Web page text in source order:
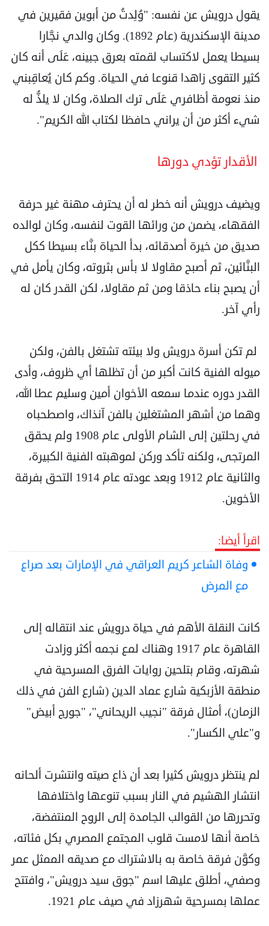
يقول درويش عن نفسه: "وُلِدتُ من أبوين فقيرين في
مدينة الإسكندرية (عام 1892). وكان والدي نجَّارا
بسيطا يعمل لاكتساب لقمته بعرق جبينه، عَلَى أنه كان
كثير التقوى زاهدا قنوعا في الحياة. وكم كان يُعاقِبني
منذ نعومة أظافري عَلَى ترك الصلاة، وكان لا يلذُّ له
شيء أكثر من أن يراني حافظا لكتاب الله الكريم".
الأقدار تؤدي دورها
ويضيف درويش أنه خطر له أن يحترف مهنة غير حرفة
الفقهاء، يضمن من ورائها القوت لنفسه، وكان لوالده
صديق من خيرة أصدقائه، بدأ الحياة بنَّاء بسيطا ككل
البنَّائين، ثم أصبح مقاولا لا بأس بثروته، وكان يأمل في
أن يصبح بناء حاذقا ومن ثم مقاولا، لكن القدر كان له
رأي آخر.
لم تكن أسرة درويش ولا بيئته تشتغل بالفن، ولكن
ميوله الفنية كانت أكبر من أن تظلها أي ظروف، وأدى
القدر دوره عندما سمعه الأخوان أمين وسليم عطا الله،
وهما من أشهر المشتغلين بالفن آنذاك، واصطحباه
في رحلتين إلى الشام الأولى عام 1908 ولم يحقق
المرتجى، ولكنه تأكد وركن لموهبته الفنية الكبيرة،
والثانية عام 1912 وبعد عودته عام 1914 التحق بفرقة
الأخوين.
اقرأ أيضا:
وفاة الشاعر كريم العراقي في الإمارات بعد صراع
مع المرض
كانت النقلة الأهم في حياة درويش عند انتقاله إلى
القاهرة عام 1917 وهناك لمع نجمه أكثر وزادت
شهرته، وقام بتلحين روايات الفرق المسرحية في
منطقة الأزبكية شارع عماد الدين (شارع الفن في ذلك
الزمان)، أمثال فرقة "نجيب الريحاني"، "جورج أبيض"
و"علي الكسار".
لم ينتظر درويش كثيرا بعد أن ذاع صيته وانتشرت ألحانه
انتشار الهشيم في النار بسبب تنوعها واختلافها
وتحررها من القوالب الجامدة إلى الروح المنتفضة،
خاصة أنها لامست قلوب المجتمع المصري بكل فئاته،
وكوَّن فرقة خاصة به بالاشتراك مع صديقه الممثل عمر
وصفي، أطلق عليها اسم "جوق سيد درويش"، وافتتح
عملها بمسرحية شهرزاد في صيف عام 1921.